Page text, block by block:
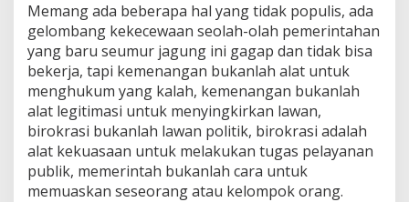
Memang ada beberapa hal yang tidak populis, ada
gelombang kekecewaan seolah-olah pemerintahan
yang baru seumur jagung ini gagap dan tidak bisa
bekerja, tapi kemenangan bukanlah alat untuk
menghukum yang kalah, kemenangan bukanlah
alat legitimasi untuk menyingkirkan lawan,
birokrasi bukanlah lawan politik, birokrasi adalah
alat kekuasaan untuk melakukan tugas pelayanan
publik, memerintah bukanlah cara untuk
memuaskan seseorang atau kelompok orang.